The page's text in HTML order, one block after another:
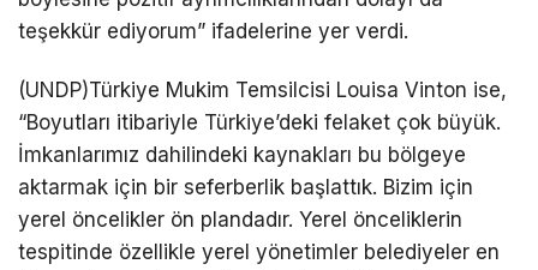
teşekkür ediyorum” ifadelerine yer verdi.
(UNDP)Türkiye Mukim Temsilcisi Louisa Vinton ise,
“Boyutları itibariyle Türkiye’deki felaket çok büyük.
İmkanlarımız dahilindeki kaynakları bu bölgeye
aktarmak için bir seferberlik başlattık. Bizim için
yerel öncelikler ön plandadır. Yerel önceliklerin
tespitinde özellikle yerel yönetimler belediyeler en